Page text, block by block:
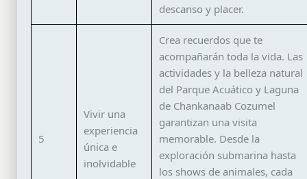
descanso y placer.
5
Vivir una
experiencia
única e
inolvidable
Crea recuerdos que te
acompañarán toda la vida. Las
actividades y la belleza natural
del Parque Acuático y Laguna
de Chankanaab Cozumel
garantizan una visita
memorable. Desde la
exploración submarina hasta
los shows de animales, cada